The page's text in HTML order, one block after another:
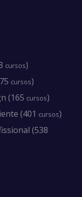
cursos)
cursos)
(165 cursos)
(401 cursos)
(538